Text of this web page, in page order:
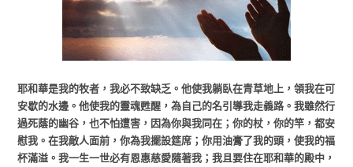
耶和華是我的牧者，我必不致缺乏。他使我躺臥在青草地上，領我在可
安歇的水邊。他使我的靈魂甦醒，為自己的名引導我走義路。我雖然行
過死蔭的幽谷，也不怕遭害，因為你與我同在；你的杖，你的竿，都安
慰我。在我敵人面前，你為我擺設筵席；你用油膏了我的頭，使我的福
杯滿溢。我一生一世必有恩惠慈愛隨著我；我且要住在耶和華的殿中，